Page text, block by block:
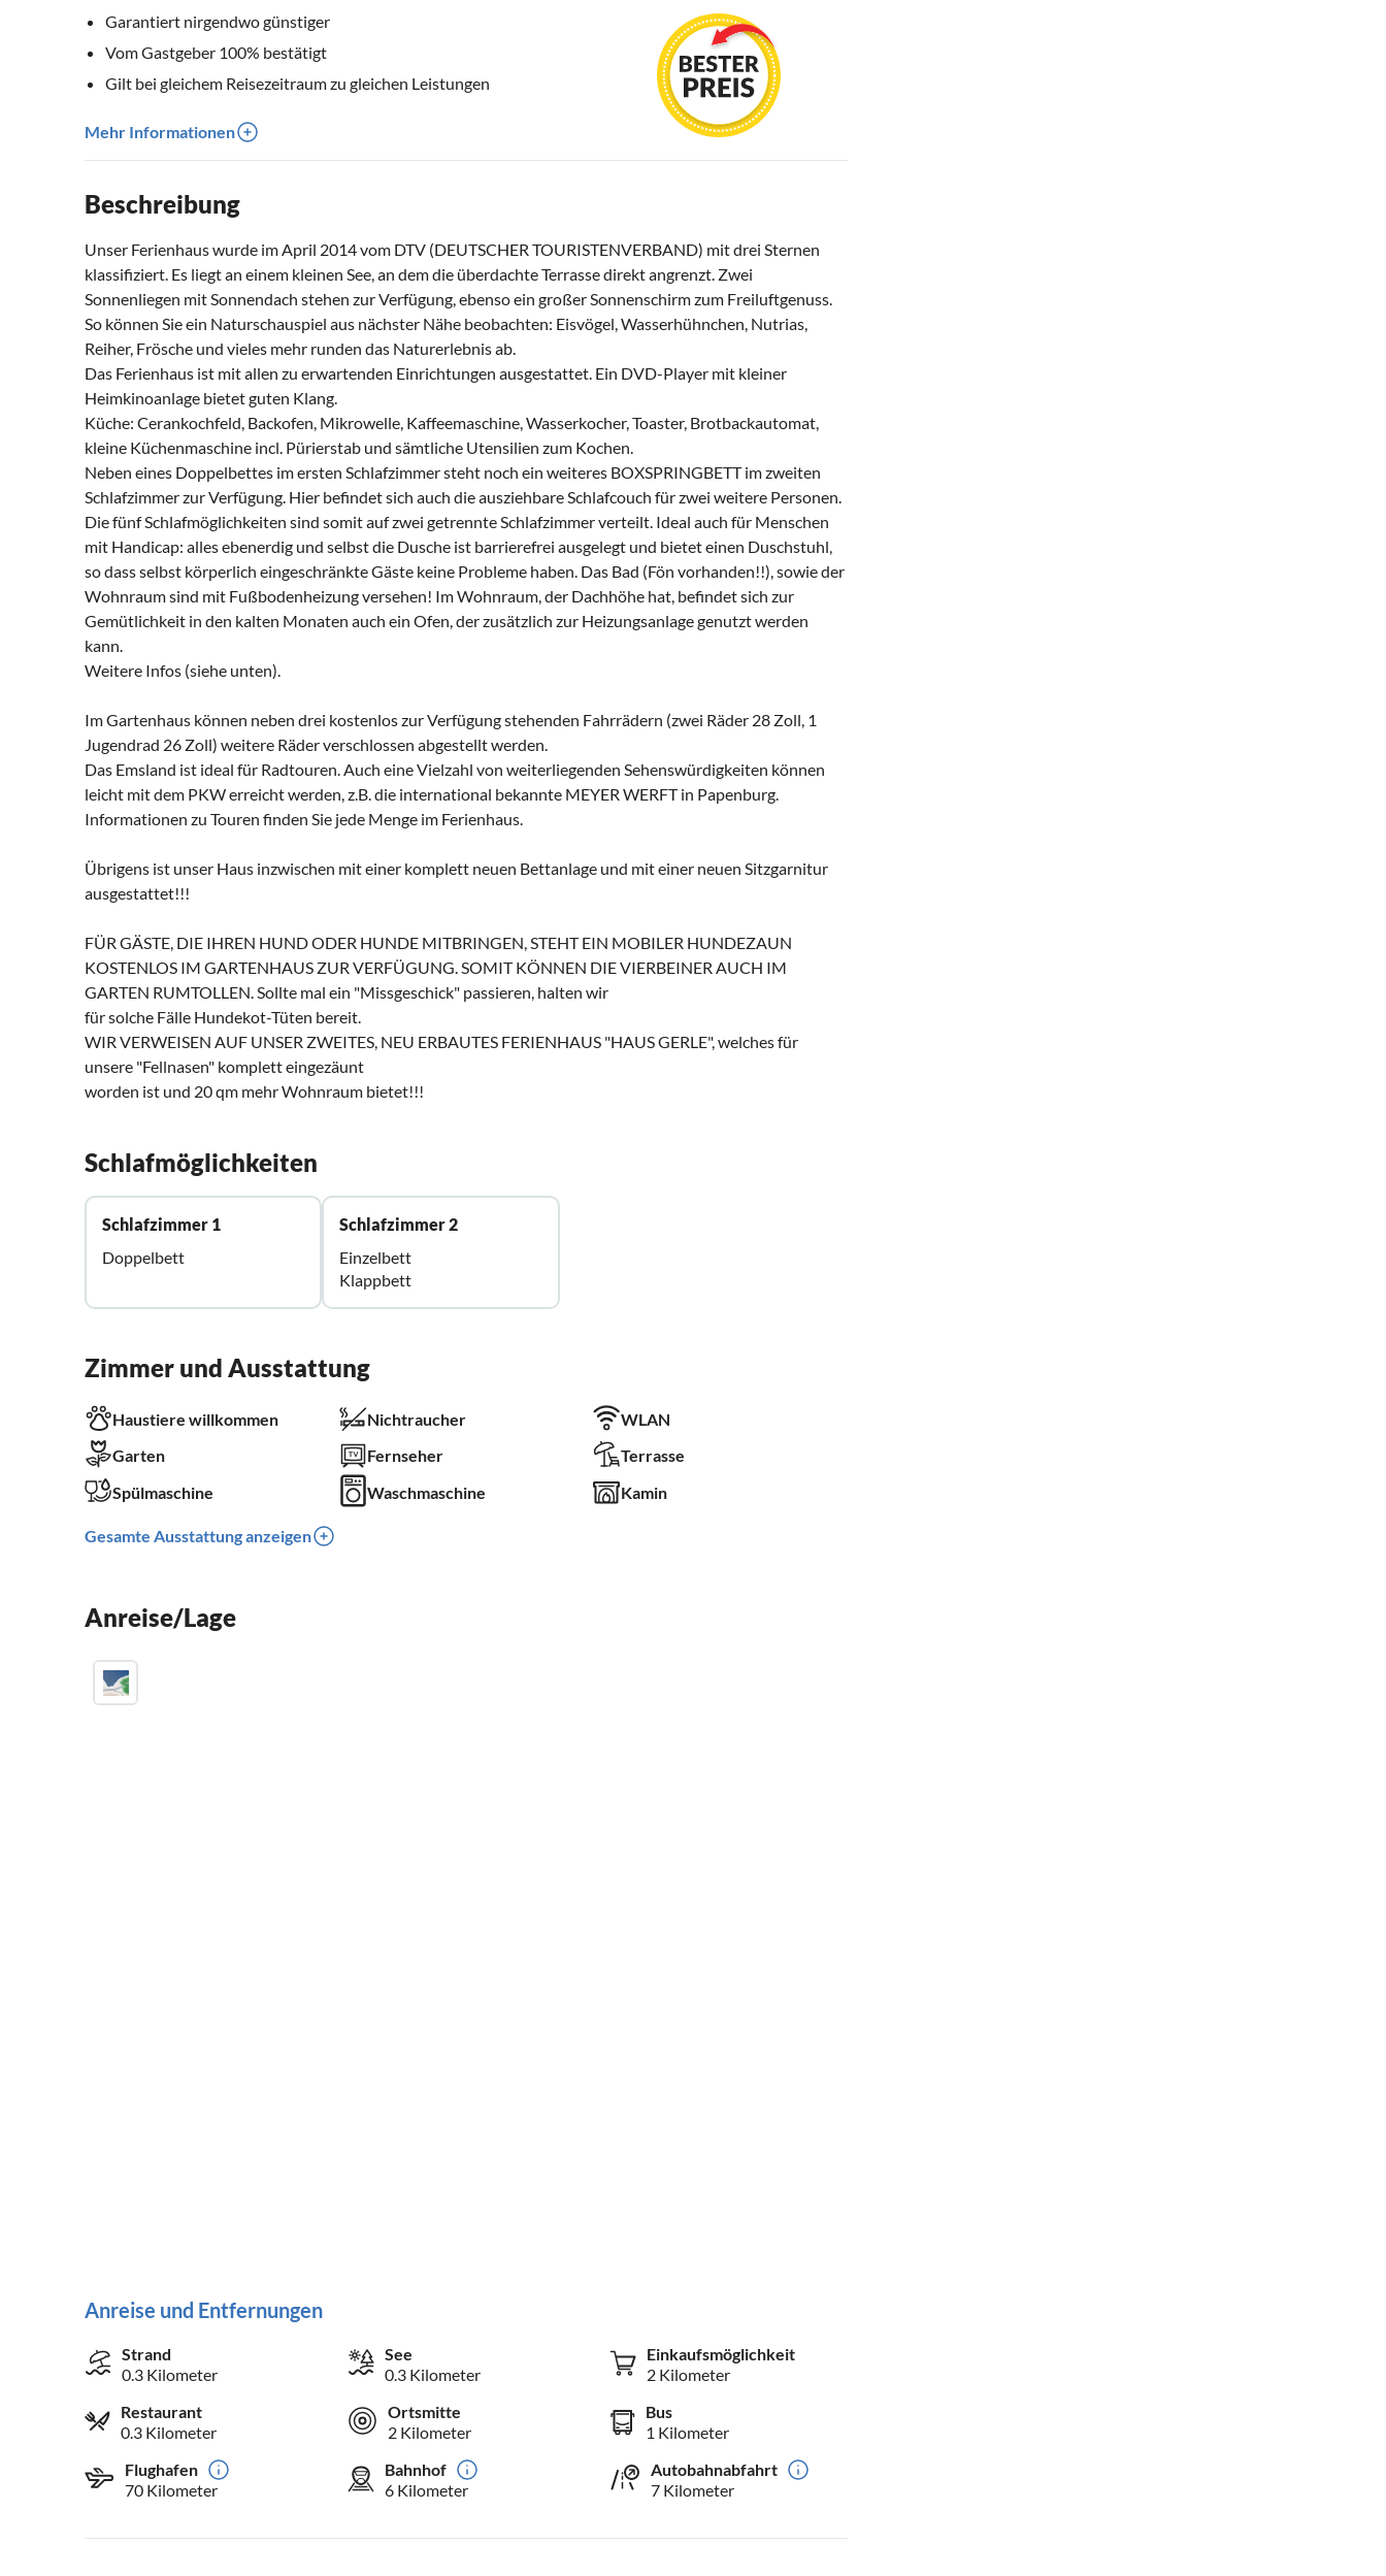
Garantiert nirgendwo günstiger
Vom Gastgeber 100% bestätigt
Gilt bei gleichem Reisezeitraum zu gleichen Leistungen
Mehr Informationen
Beschreibung
Unser Ferienhaus wurde im April 2014 vom DTV (DEUTSCHER TOURISTENVERBAND) mit drei Sternen
klassifiziert. Es liegt an einem kleinen See, an dem die überdachte Terrasse direkt angrenzt. Zwei
Sonnenliegen mit Sonnendach stehen zur Verfügung, ebenso ein großer Sonnenschirm zum Freiluftgenuss.
So können Sie ein Naturschauspiel aus nächster Nähe beobachten: Eisvögel, Wasserhühnchen, Nutrias,
Reiher, Frösche und vieles mehr runden das Naturerlebnis ab.
Das Ferienhaus ist mit allen zu erwartenden Einrichtungen ausgestattet. Ein DVD-Player mit kleiner
Heimkinoanlage bietet guten Klang.
Küche: Cerankochfeld, Backofen, Mikrowelle, Kaffeemaschine, Wasserkocher, Toaster, Brotbackautomat,
kleine Küchenmaschine incl. Pürierstab und sämtliche Utensilien zum Kochen.
Neben eines Doppelbettes im ersten Schlafzimmer steht noch ein weiteres BOXSPRINGBETT im zweiten
Schlafzimmer zur Verfügung. Hier befindet sich auch die ausziehbare Schlafcouch für zwei weitere Personen.
Die fünf Schlafmöglichkeiten sind somit auf zwei getrennte Schlafzimmer verteilt. Ideal auch für Menschen
mit Handicap: alles ebenerdig und selbst die Dusche ist barrierefrei ausgelegt und bietet einen Duschstuhl,
so dass selbst körperlich eingeschränkte Gäste keine Probleme haben. Das Bad (Fön vorhanden!!), sowie der
Wohnraum sind mit Fußbodenheizung versehen! Im Wohnraum, der Dachhöhe hat, befindet sich zur
Gemütlichkeit in den kalten Monaten auch ein Ofen, der zusätzlich zur Heizungsanlage genutzt werden
kann.
Weitere Infos (siehe unten).
Im Gartenhaus können neben drei kostenlos zur Verfügung stehenden Fahrrädern (zwei Räder 28 Zoll, 1
Jugendrad 26 Zoll) weitere Räder verschlossen abgestellt werden.
Das Emsland ist ideal für Radtouren. Auch eine Vielzahl von weiterliegenden Sehenswürdigkeiten können
leicht mit dem PKW erreicht werden, z.B. die international bekannte MEYER WERFT in Papenburg.
Informationen zu Touren finden Sie jede Menge im Ferienhaus.
Übrigens ist unser Haus inzwischen mit einer komplett neuen Bettanlage und mit einer neuen Sitzgarnitur
ausgestattet!!!
FÜR GÄSTE, DIE IHREN HUND ODER HUNDE MITBRINGEN, STEHT EIN MOBILER HUNDEZAUN
KOSTENLOS IM GARTENHAUS ZUR VERFÜGUNG. SOMIT KÖNNEN DIE VIERBEINER AUCH IM
GARTEN RUMTOLLEN. Sollte mal ein "Missgeschick" passieren, halten wir
für solche Fälle Hundekot-Tüten bereit.
WIR VERWEISEN AUF UNSER ZWEITES, NEU ERBAUTES FERIENHAUS "HAUS GERLE", welches für
unsere "Fellnasen" komplett eingezäunt
worden ist und 20 qm mehr Wohnraum bietet!!!
Schlafmöglichkeiten
Schlafzimmer 1
Doppelbett
Schlafzimmer 2
Einzelbett
Klappbett
Zimmer und Ausstattung
Haustiere willkommen Nichtraucher
WLAN
Garten
Fernseher
Terrasse
Spülmaschine
Waschmaschine Kamin
Gesamte Ausstattung anzeigen
Anreise/Lage
Anreise und Entfernungen
Strand
0.3 Kilometer
See
0.3 Kilometer
Einkaufsmöglichkeit
2 Kilometer
Restaurant
0.3 Kilometer
Ortsmitte
2 Kilometer
Bus
1 Kilometer
Flughafen
70 Kilometer
Bahnhof
6 Kilometer
Autobahnabfahrt
7 Kilometer